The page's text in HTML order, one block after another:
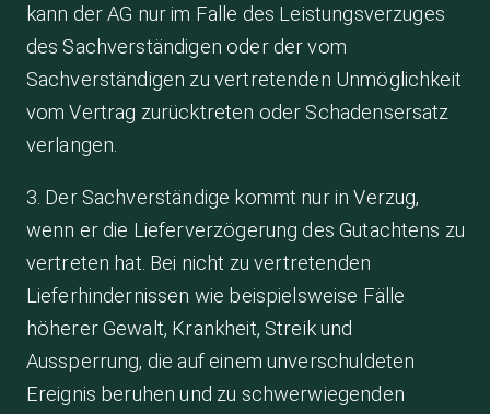
kann der AG nur im Falle des Leistungsverzuges
des Sachverständigen oder der vom
Sachverständigen zu vertretenden Unmöglichkeit
vom Vertrag zurücktreten oder Schadensersatz
verlangen.
3. Der Sachverständige kommt nur in Verzug,
wenn er die Lieferverzögerung des Gutachtens zu
vertreten hat. Bei nicht zu vertretenden
Lieferhindernissen wie beispielsweise Fälle
höherer Gewalt, Krankheit, Streik und
Aussperrung, die auf einem unverschuldeten
Ereignis beruhen und zu schwerwiegenden